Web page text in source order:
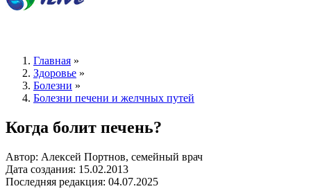
Главная »
Здоровье »
Болезни »
Болезни печени и желчных путей
Когда болит печень?
Автор: Алексей Портнов, семейный врач
Дата создания: 15.02.2013
Последняя редакция: 04.07.2025